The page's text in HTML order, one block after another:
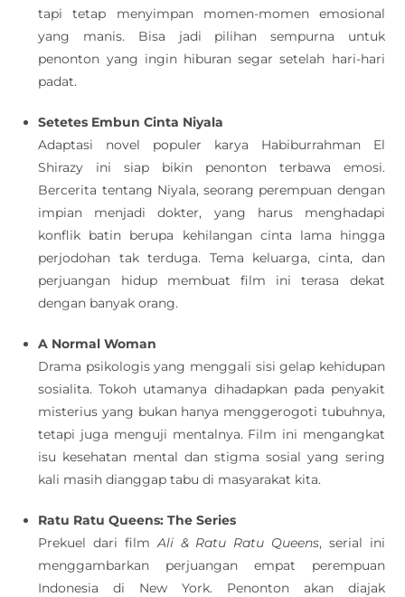
tapi tetap menyimpan momen-momen emosional
yang manis. Bisa jadi pilihan sempurna untuk
penonton yang ingin hiburan segar setelah hari-hari
padat.
Setetes Embun Cinta Niyala
Adaptasi novel populer karya Habiburrahman El
Shirazy ini siap bikin penonton terbawa emosi.
Bercerita tentang Niyala, seorang perempuan dengan
impian menjadi dokter, yang harus menghadapi
konflik batin berupa kehilangan cinta lama hingga
perjodohan tak terduga. Tema keluarga, cinta, dan
perjuangan hidup membuat film ini terasa dekat
dengan banyak orang.
A Normal Woman
Drama psikologis yang menggali sisi gelap kehidupan
sosialita. Tokoh utamanya dihadapkan pada penyakit
misterius yang bukan hanya menggerogoti tubuhnya,
tetapi juga menguji mentalnya. Film ini mengangkat
isu kesehatan mental dan stigma sosial yang sering
kali masih dianggap tabu di masyarakat kita.
Ratu Ratu Queens: The Series
Prekuel dari filmAli & Ratu Ratu Queens, serial ini
menggambarkan perjuangan empat perempuan
Indonesia di New York. Penonton akan diajak